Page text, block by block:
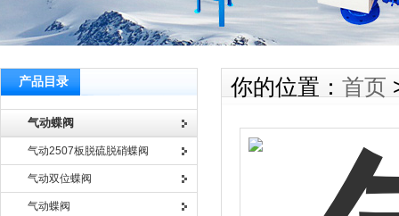
产品目录
气动蝶阀
气动2507板脱硫脱硝蝶阀
气动双位蝶阀
气动蝶阀
你的位置： 首页